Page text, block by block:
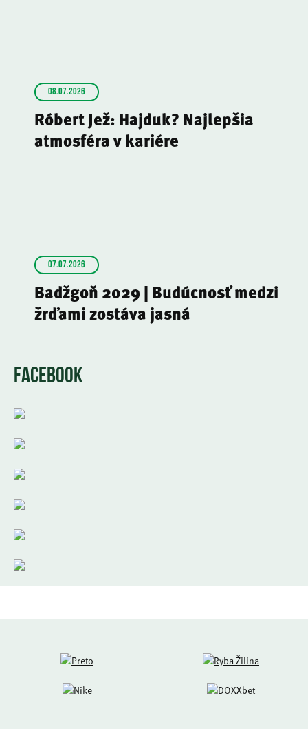
08.07.2026
Róbert Jež: Hajduk? Najlepšia
atmosféra v kariére
07.07.2026
Badžgoň 2029 | Budúcnosť medzi
žrďami zostáva jasná
FACEBOOK